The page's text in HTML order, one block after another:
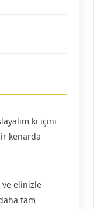
ki içini
kenarda
ve elinizle
tam